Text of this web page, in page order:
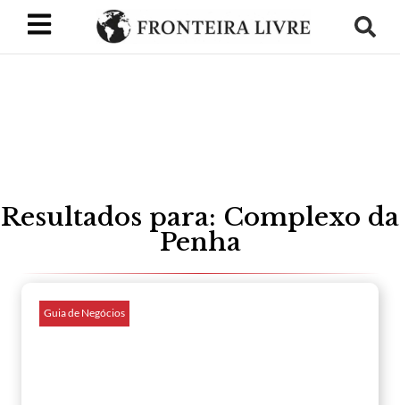
Resultados para: Complexo da
Penha
Guia de Negócios